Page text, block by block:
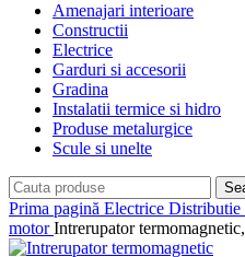
Amenajari interioare
Constructii
Electrice
Garduri si accesorii
Gradina
Instalatii termice si hidro
Produse metalurgice
Scule si unelte
Prima pagină Electrice Distributie
motorIntrerupator